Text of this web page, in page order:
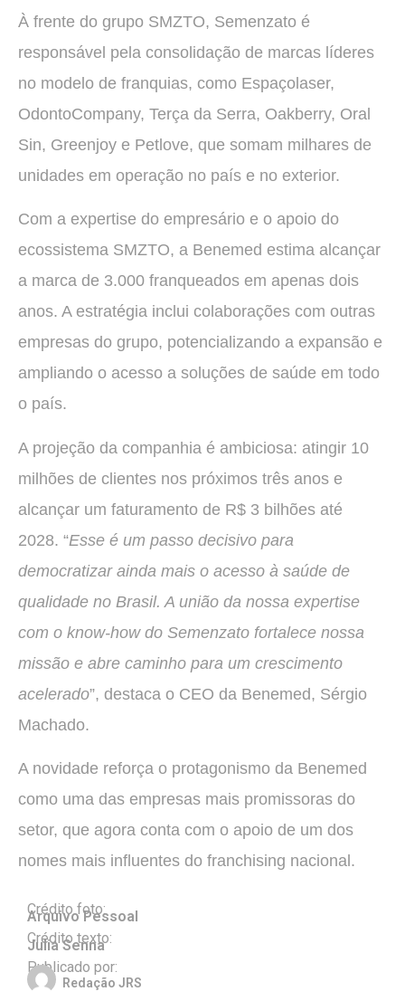
À frente do grupo SMZTO, Semenzato é
responsável pela consolidação de marcas líderes
no modelo de franquias, como Espaçolaser,
OdontoCompany, Terça da Serra, Oakberry, Oral
Sin, Greenjoy e Petlove, que somam milhares de
unidades em operação no país e no exterior.
Com a expertise do empresário e o apoio do
ecossistema SMZTO, a Benemed estima alcançar
a marca de 3.000 franqueados em apenas dois
anos. A estratégia inclui colaborações com outras
empresas do grupo, potencializando a expansão e
ampliando o acesso a soluções de saúde em todo
o país.
A projeção da companhia é ambiciosa: atingir 10
milhões de clientes nos próximos três anos e
alcançar um faturamento de R$ 3 bilhões até
2028. “Esse é um passo decisivo para
democratizar ainda mais o acesso à saúde de
qualidade no Brasil. A união da nossa expertise
com o know-how do Semenzato fortalece nossa
missão e abre caminho para um crescimento
acelerado”, destaca o CEO da Benemed, Sérgio
Machado.
A novidade reforça o protagonismo da Benemed
como uma das empresas mais promissoras do
setor, que agora conta com o apoio de um dos
nomes mais influentes do franchising nacional.
Crédito foto:
Arquivo Pessoal
Crédito texto:
Julia Senna
Publicado por:
Redação JRS